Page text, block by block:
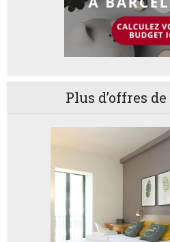
Plus d’offres